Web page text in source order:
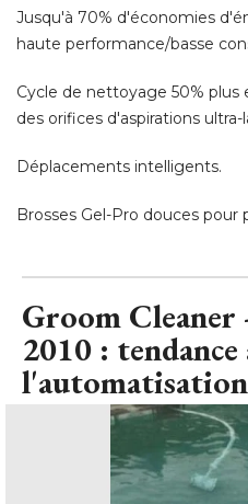
Jusqu'à 70% d'économies
haute performance/basse
Cycle de nettoyage 50%
des orifices d'aspirations ultra-
Déplacements intelligents.
Brosses Gel-Pro douces pour
Groom Cleaner
2010 : tendance
l'automatisation